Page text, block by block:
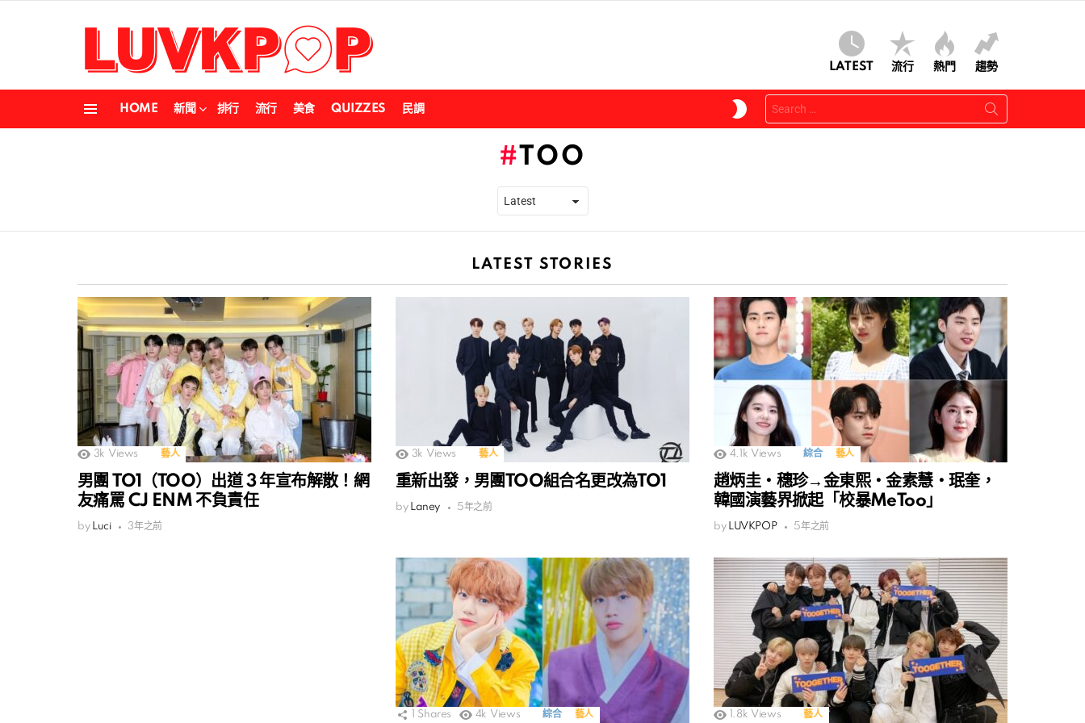
LATEST 流行 熱門 趨勢
HOME 新聞 排行 流行 美食 QUIZZES 民調
SKIN
Search
for:
TOO
LATEST STORIES
3k Views 藝人
男團 TO1（TOO）出道 3 年宣布解散！網
友痛罵 CJ ENM 不負責任
by Luci 3年之前
3k Views 藝人
重新出發，男團TOO組合名更改為TO1
by Laney 5年之前
4.1k Views 綜合 藝人
趙炳圭‧穗珍→金東熙‧金素慧‧珉奎，
韓國演藝界掀起「校暴MeToo」
by LUVKPOP 5年之前
Shares 4k Views 綜合 藝人 1.8k Views 藝人